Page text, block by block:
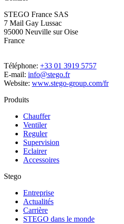
STEGO France SAS
7 Mail Gay Lussac
95000 Neuville sur Oise
France
Téléphone: +33 01 3919 5757
E-mail: info@stego.fr
Website: www.stego-group.com/fr
Produits
Chauffer
Ventiler
Reguler
Supervision
Eclairer
Accessoires
Stego
Entreprise
Actualités
Carrière
STEGO dans le monde